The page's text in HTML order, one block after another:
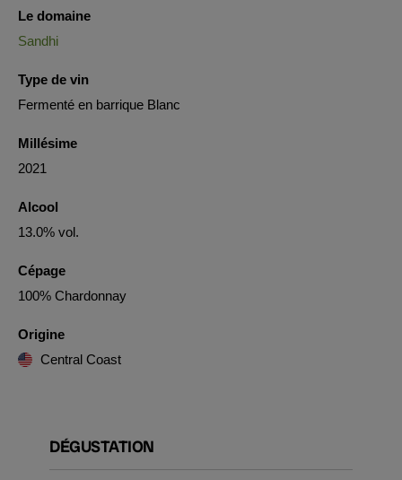
Le domaine
Sandhi
Type de vin
Fermenté en barrique Blanc
Millésime
2021
Alcool
13.0% vol.
Cépage
100% Chardonnay
Origine
Central Coast
DÉGUSTATION